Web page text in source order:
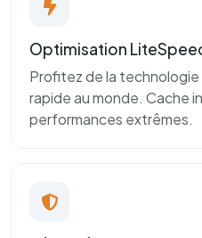
Optimisation
Profitez de la technologie
rapide au monde. Cache
performances extrêmes.